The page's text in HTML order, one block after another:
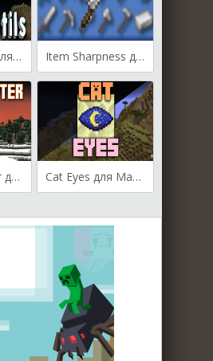
Gamma Utils для Майнкрафт [1.21.5, 1.21.4, 1.21.2] Item Sharpness для Майнкрафт [1.20.1, 1.19.2]
Gamma Shifter для Майнкрафт [1.20.2, 1.19.4, 1.19.2] Cat Eyes для Майнкрафт [1.20.1, 1.20, 1.19.4]